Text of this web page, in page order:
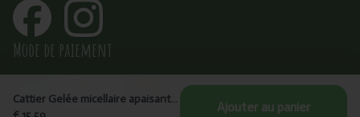
Cattier Gelée micellaire apaisante - peaux sensibles 200ml
Ajouter au panier
Mode de paiement